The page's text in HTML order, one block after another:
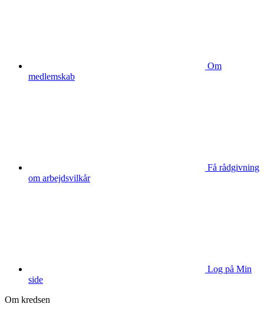
Om
medlemskab
Få rådgivning
om arbejdsvilkår
Log på Min
side
Om kredsen